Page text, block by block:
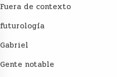
Fuera de contexto
futurología
Gabriel
Gente notable